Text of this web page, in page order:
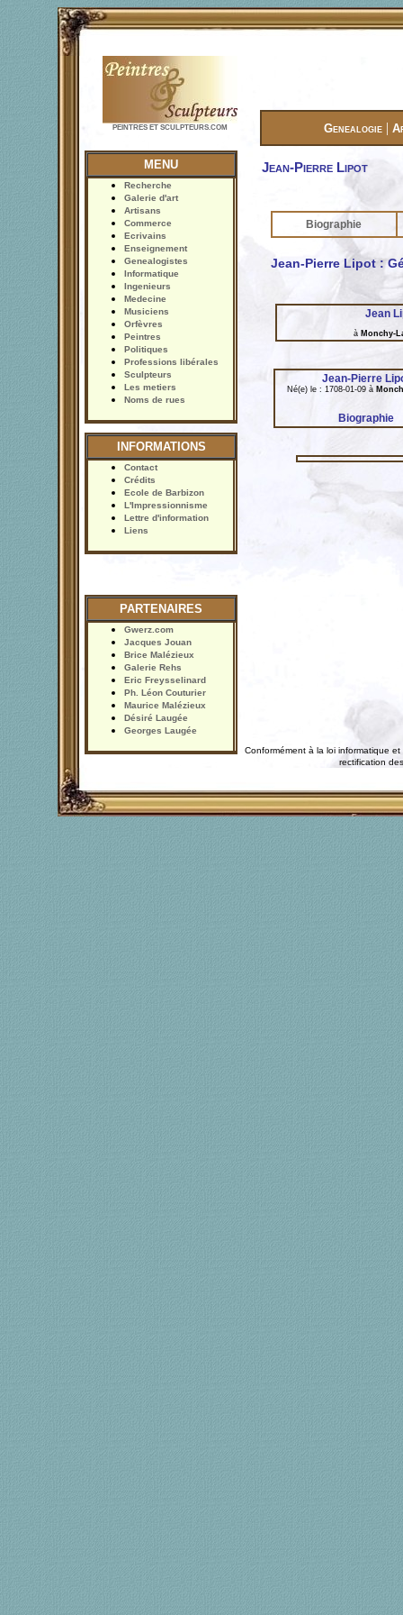
PEINTRES ET SCULPTEURS.COM Genealogie |
MENU
Recherche
Galerie d'art
Artisans
Commerce
Ecrivains
Enseignement
Genealogistes
Informatique
Ingenieurs
Medecine
Musiciens
Orfèvres
Peintres
Politiques
Professions libérales
Sculpteurs
Les metiers
Noms de rues
INFORMATIONS
Contact
Crédits
Ecole de Barbizon
L'Impressionnisme
Lettre d'information
Liens
PARTENAIRES
Gwerz.com
Jacques Jouan
Brice Malézieux
Galerie Rehs
Eric Freysselinard
Ph. Léon Couturier
Maurice Malézieux
Désiré Laugée
Georges Laugée
Jean-Pierre Lipot
Biographie
Jean-Pierre Lipot :
Jean
à Monchy-
Jean-Pierre
Né(e) le : 1708-01-09 à
Biographie
Conformément à la loi informatique
rectification